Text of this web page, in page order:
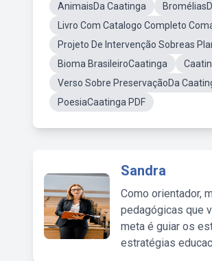
AnimaisDa Caatinga
Livro Com Catalogo Completo
Projeto De Intervenção Sobreas
Bioma BrasileiroCaatinga
Verso Sobre PreservaçãoDa
PoesiaCaatinga PDF
Sandra
Como orientador,
pedagógicas que
meta é guiar os
estratégias